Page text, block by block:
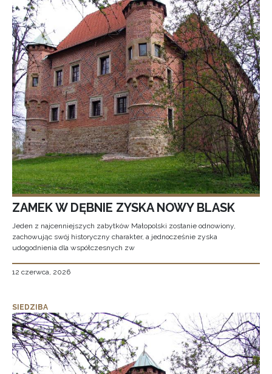
ZAMEK W DĘBNIE ZYSKA NOWY BLASK
Jeden z najcenniejszych zabytków Małopolski zostanie odnowiony,
zachowując swój historyczny charakter, a jednocześnie zyska
udogodnienia dla współczesnych zw
12 czerwca, 2026
SIEDZIBA